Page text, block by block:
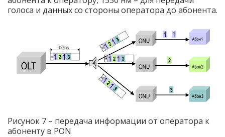
голоса и данных со стороны оператора до абонента.
Рисунок 7 – передача информации от оператора к
абоненту в PON